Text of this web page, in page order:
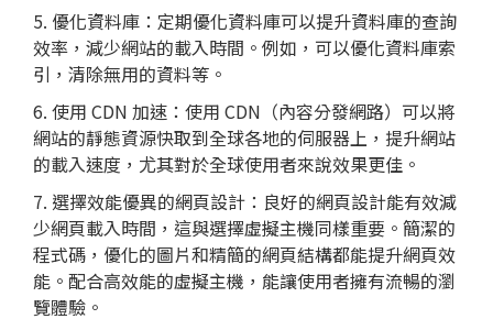
5. 優化資料庫：定期優化資料庫可以提升資料庫的查詢
效率，減少網站的載入時間。例如，可以優化資料庫索
引，清除無用的資料等。
6. 使用 CDN 加速：使用 CDN（內容分發網路）可以將
網站的靜態資源快取到全球各地的伺服器上，提升網站
的載入速度，尤其對於全球使用者來說效果更佳。
7. 選擇效能優異的網頁設計 ：良好的網頁設計能有效減
少網頁載入時間，這與選擇虛擬主機同樣重要。簡潔的
程式碼，優化的圖片和精簡的網頁結構都能提升網頁效
能。配合高效能的虛擬主機，能讓使用者擁有流暢的瀏
覽體驗。